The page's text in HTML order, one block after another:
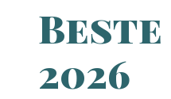
2026